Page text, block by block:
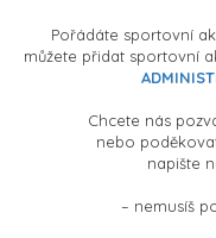
Pořádáte sportovní
můžete přidat sportovní
Chcete nás
nebo
napište
– nemusíš